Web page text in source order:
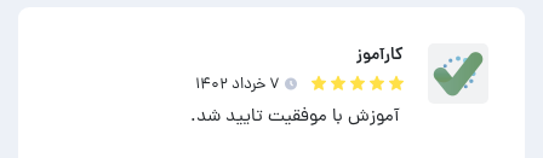
کارآموز
۷ خرداد ۱۴۰۲
آموزش با موفقیت تایید شد.